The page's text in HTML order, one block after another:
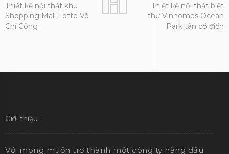
Thiết kế nội thất khu
Shopping Mall Lotte Võ
Chí Công
Thiết kế nội thất biệt
thự Vinhomes Ocean
Park tân cổ điển
Giới thiệu
Với mong muốn trở thành một công ty hàng đầu